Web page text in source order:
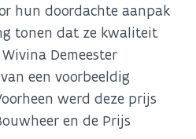
hun doordachte aanpak
tonen dat ze kwaliteit
Demeester
een voorbeeldig
werd deze prijs
en de Prijs